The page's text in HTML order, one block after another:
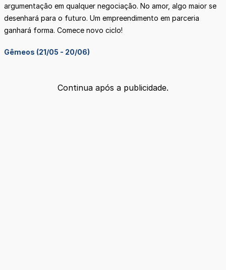
argumentação em qualquer negociação. No amor, algo maior se
desenhará para o futuro. Um empreendimento em parceria
ganhará forma. Comece novo ciclo!
Gêmeos (21/05 - 20/06)
Continua após a publicidade.